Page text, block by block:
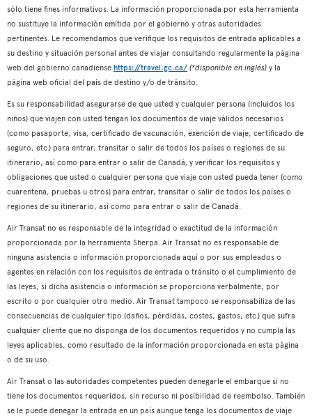
sólo tiene fines informativos. La información proporcionada por esta herramienta
no sustituye la información emitida por el gobierno y otras autoridades
pertinentes. Le recomendamos que verifique los requisitos de entrada aplicables a
su destino y situación personal antes de viajar consultando regularmente la página
web del gobierno canadiense https://travel.gc.ca/ (*disponible en inglés) y la
página web oficial del país de destino y/o de tránsito.
Es su responsabilidad asegurarse de que usted y cualquier persona (incluidos los
niños) que viajen con usted tengan los documentos de viaje válidos necesarios
(como pasaporte, visa, certificado de vacunación, exención de viaje, certificado de
seguro, etc.) para entrar, transitar o salir de todos los países o regiones de su
itinerario, así como para entrar o salir de Canadá; y verificar los requisitos y
obligaciones que usted o cualquier persona que viaje con usted pueda tener (como
cuarentena, pruebas u otros) para entrar, transitar o salir de todos los países o
regiones de su itinerario, así como para entrar o salir de Canadá.
Air Transat no es responsable de la integridad o exactitud de la información
proporcionada por la herramienta Sherpa. Air Transat no es responsable de
ninguna asistencia o información proporcionada aquí o por sus empleados o
agentes en relación con los requisitos de entrada o tránsito o el cumplimiento de
las leyes, si dicha asistencia o información se proporciona verbalmente, por
escrito o por cualquier otro medio. Air Transat tampoco se responsabiliza de las
consecuencias de cualquier tipo (daños, pérdidas, costes, gastos, etc.) que sufra
cualquier cliente que no disponga de los documentos requeridos y no cumpla las
leyes aplicables, como resultado de la información proporcionada en esta página
o de su uso.
Air Transat o las autoridades competentes pueden denegarle el embarque si no
tiene los documentos requeridos, sin recurso ni posibilidad de reembolso. También
se le puede denegar la entrada en un país aunque tenga los documentos de viaje